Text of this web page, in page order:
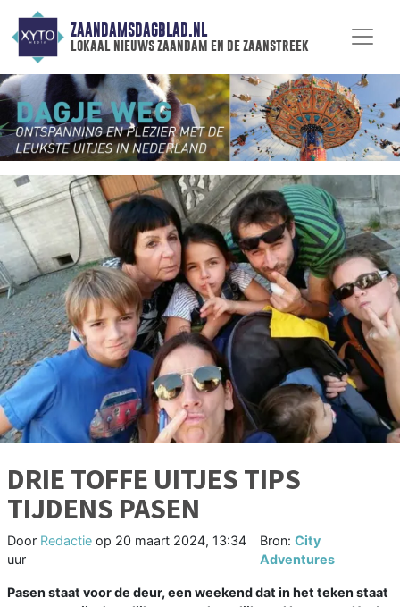
ZAANDAMSDAGBLAD.NL
lokaal nieuws zaandam en de zaanstreek
DRIE TOFFE UITJES TIPS
TIJDENS PASEN
Door Redactie op 20 maart 2024, 13:34
uur
Bron: City
Adventures
Pasen staat voor de deur, een weekend dat in het teken staat